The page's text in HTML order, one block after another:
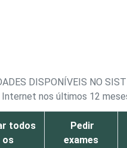
DISPONÍVEIS NO
nos últimos 12
todos
os
Pedir
exames